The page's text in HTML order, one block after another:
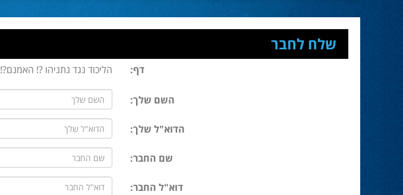
שלח לחבר
דף: הליכוד נגד נתניהו ?! האמנם?!
השם שלך:
הדוא"ל שלך:
שם החבר:
דוא"ל החבר: